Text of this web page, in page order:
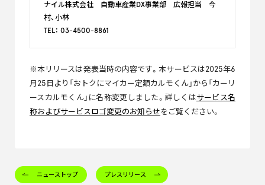
ナイル株式会社 自動車産業DX事業部 広報担当 今
村、小林
TEL： 03-4500-8861
※本リリースは発表当時の内容です。本サービスは2025年6
月25日より「おトクにマイカー定額カルモくん」から「カーリ
ースカルモくん」に名称変更しました。詳しくはサービス名
称およびサービスロゴ変更のお知らせ をご覧ください。
ニューストップ プレスリリース